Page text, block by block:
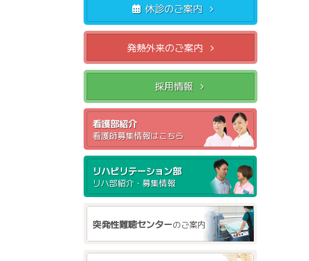
休診のご案内
発熱外来のご案内
採用情報
看護部紹介
看護師募集情報はこちら
リハビリテーション部
リハ部紹介・募集情報
突発性難聴センターのご案内